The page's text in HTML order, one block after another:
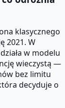
klasycznego
2021. W
w modelu
wieczystą —
bez limitu
decyduje o